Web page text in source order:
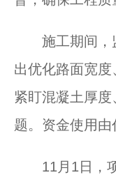
施工期间，监
出优化路面宽
紧盯混凝土厚
题。资金使用
11月1日，项